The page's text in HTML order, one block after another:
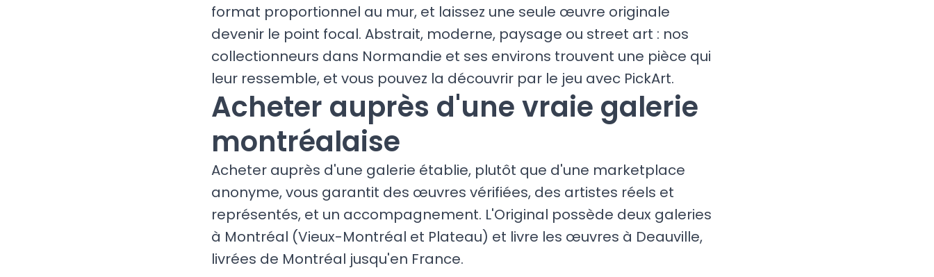
format proportionnel au mur, et laissez une seule œuvre originale
devenir le point focal. Abstrait, moderne, paysage ou street art : nos
collectionneurs dans Normandie et ses environs trouvent une pièce qui
leur ressemble, et vous pouvez la découvrir par le jeu avec PickArt.
Acheter auprès d'une vraie galerie
montréalaise
Acheter auprès d'une galerie établie, plutôt que d'une marketplace
anonyme, vous garantit des œuvres vérifiées, des artistes réels et
représentés, et un accompagnement. L'Original possède deux galeries
à Montréal (Vieux-Montréal et Plateau) et livre les œuvres à Deauville,
livrées de Montréal jusqu'en France.